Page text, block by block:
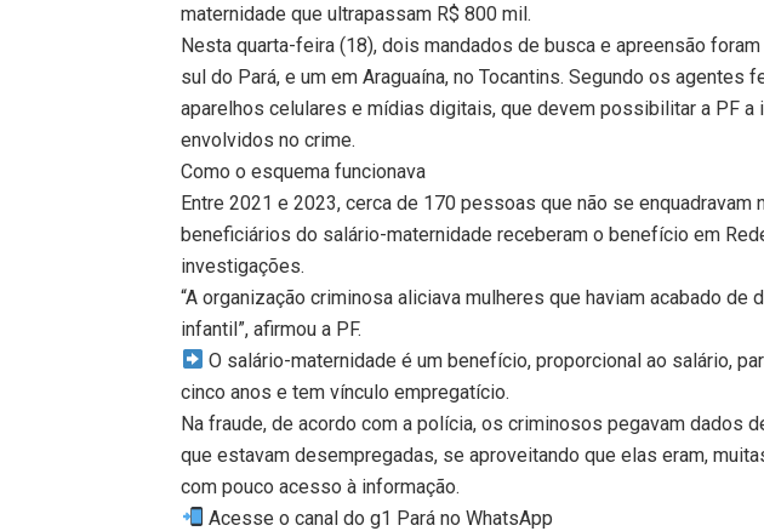
maternidade que ultrapassam R$ 800 mil.
Nesta quarta-feira (18), dois mandados de busca e apreensão
sul do Pará, e um em Araguaína, no Tocantins. Segundo os agentes
aparelhos celulares e mídias digitais, que devem possibilitar a PF
envolvidos no crime.
Como o esquema funcionava
Entre 2021 e 2023, cerca de 170 pessoas que não se enquadravam
beneficiários do salário-maternidade receberam o benefício em
investigações.
“A organização criminosa aliciava mulheres que haviam acabado de
infantil”, afirmou a PF.
O salário-maternidade é um benefício, proporcional ao salário,
cinco anos e tem vínculo empregatício.
Na fraude, de acordo com a polícia, os criminosos pegavam dados
que estavam desempregadas, se aproveitando que elas eram,
com pouco acesso à informação.
Acesse o canal do g1 Pará no WhatsApp